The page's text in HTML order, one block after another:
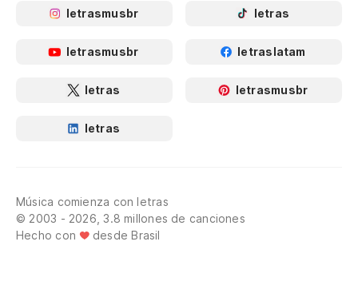
letrasmusbr letras
letrasmusbr letraslatam
letras letrasmusbr
letras
Música comienza con letras
© 2003 - 2026, 3.8 millones de canciones
Hecho con
desde Brasil